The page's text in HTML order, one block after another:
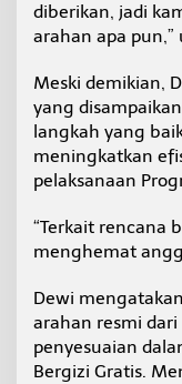
diberikan, jadi
arahan apa
Meski demikian,
yang
langkah yang
meningkatkan
pelaksanaan
“Terkait rencana
menghemat
Dewi
arahan resmi
penyesuaian
Bergizi Gratis.